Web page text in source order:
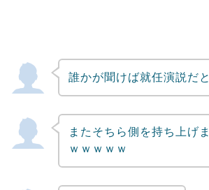
誰かが聞けば就任演説だと
またそちら側を持ち上げ
ｗｗｗｗｗ